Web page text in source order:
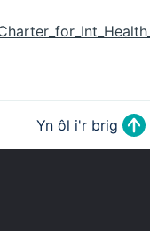
Yn ôl i'r brig